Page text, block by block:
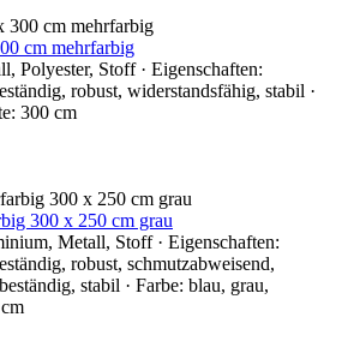
cm mehrfarbig
Polyester, Stoff · Eigenschaften:
robust, widerstandsfähig, stabil ·
300 cm
300 x 250 cm grau
Metall, Stoff · Eigenschaften:
robust, schmutzabweisend,
stabil · Farbe: blau, grau,